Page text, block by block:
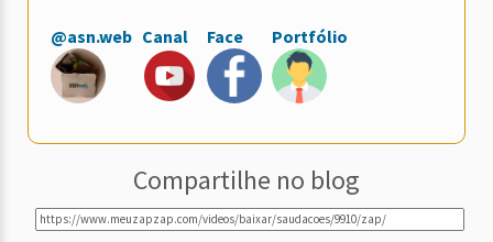
@asn.web Canal Face Portfólio
Compartilhe no blog